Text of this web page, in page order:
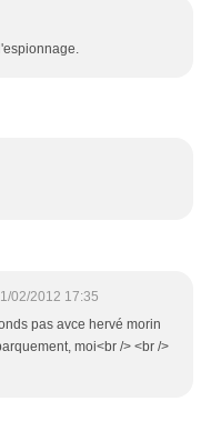
02/2012 17:35
pas avce hervé morin
moi<br /> <br />